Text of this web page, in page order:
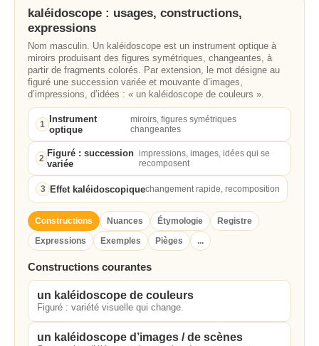
kaléidoscope : usages, constructions,
expressions
Nom masculin. Un kaléidoscope est un instrument optique à
miroirs produisant des figures symétriques, changeantes, à
partir de fragments colorés. Par extension, le mot désigne au
figuré une succession variée et mouvante d’images,
d’impressions, d’idées : « un kaléidoscope de couleurs ».
1
Instrument
optique
miroirs, figures symétriques
changeantes
2 Figuré : succession
variée
impressions, images, idées qui se
recomposent
3 Effet kaléidoscopiquechangement rapide, recomposition
Constructions Nuances Étymologie
Registre
Expressions
Exemples Pièges ...
Constructions courantes
un kaléidoscope de couleurs
Figuré : variété visuelle qui change.
un kaléidoscope d’images / de scènes